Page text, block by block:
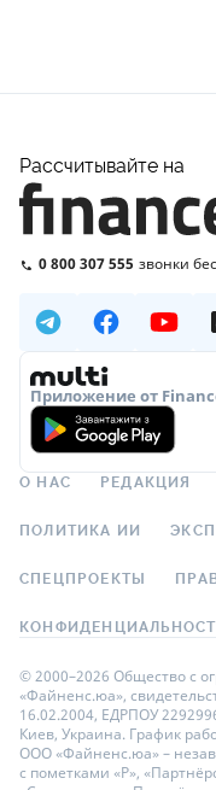
Рассчитывайте на
0 800 307 555 звонки
Приложение от
О НАС РЕДАКЦИЯ
ПОЛИТИКА ИИ
СПЕЦПРОЕКТЫ
© 2000–2026 Общество с
«Файненс.юа»,
16.02.2004, ЕДРПОУ
Киев, Украина. График
ООО «Файненс.юа» –
с пометками «Р»,